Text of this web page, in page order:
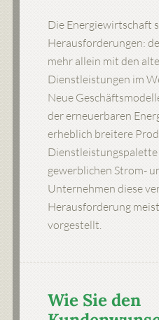
Die Energiewirtschaft
Herausforderungen:
mehr allein mit den
Dienstleistungen im
Neue
der erneuerbaren
erheblich breitere
Dienstleistungspalette
gewerblichen Strom-
Unternehmen diese
Herausforderung
vorgestellt.
Wie Sie den